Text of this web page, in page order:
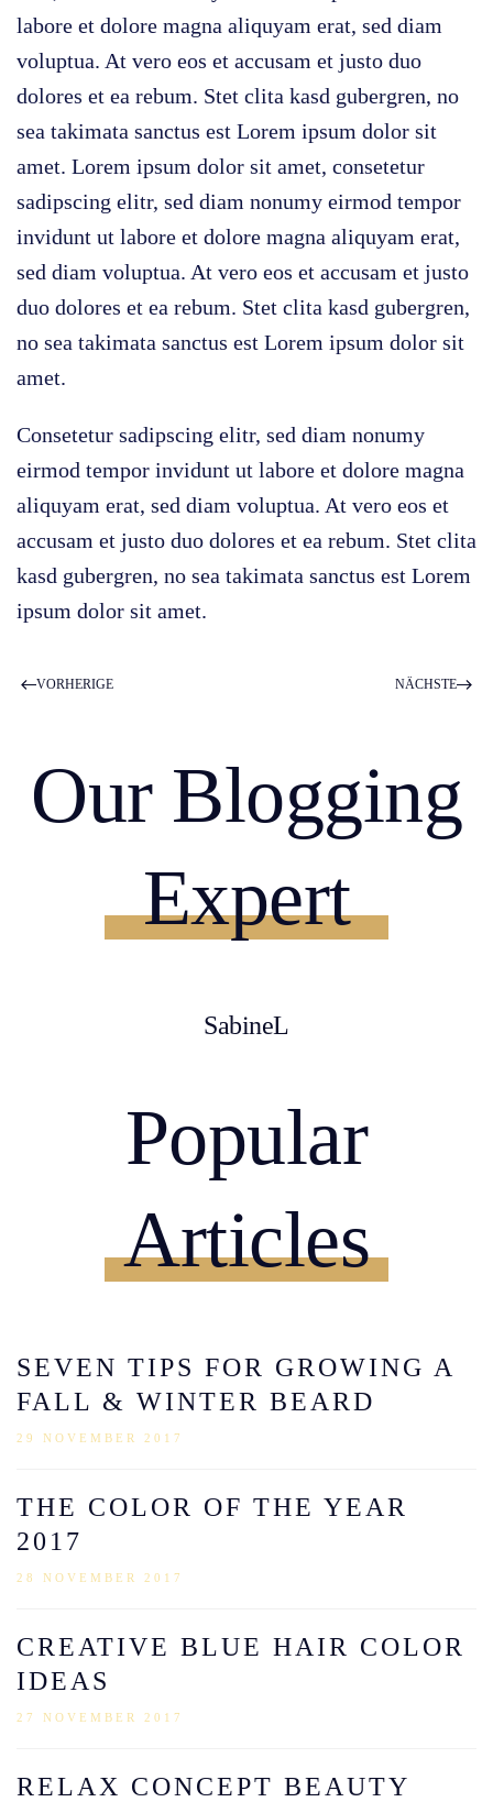
labore et dolore magna aliquyam erat, sed diam
voluptua. At vero eos et accusam et justo duo
dolores et ea rebum. Stet clita kasd gubergren, no
sea takimata sanctus est Lorem ipsum dolor sit
amet. Lorem ipsum dolor sit amet, consetetur
sadipscing elitr, sed diam nonumy eirmod tempor
invidunt ut labore et dolore magna aliquyam erat,
sed diam voluptua. At vero eos et accusam et justo
duo dolores et ea rebum. Stet clita kasd gubergren,
no sea takimata sanctus est Lorem ipsum dolor sit
amet.
Consetetur sadipscing elitr, sed diam nonumy
eirmod tempor invidunt ut labore et dolore magna
aliquyam erat, sed diam voluptua. At vero eos et
accusam et justo duo dolores et ea rebum. Stet clita
kasd gubergren, no sea takimata sanctus est Lorem
ipsum dolor sit amet.
VORHERIGE NÄCHSTE
Our Blogging
Expert
SabineL
Popular
Articles
SEVEN TIPS FOR GROWING A
FALL & WINTER BEARD
29 NOVEMBER 2017
THE COLOR OF THE YEAR
2017
28 NOVEMBER 2017
CREATIVE BLUE HAIR COLOR
IDEAS
27 NOVEMBER 2017
RELAX CONCEPT BEAUTY